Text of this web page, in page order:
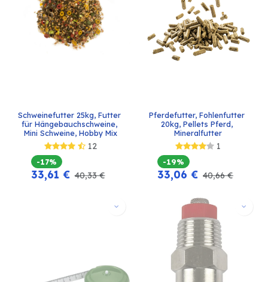
Schweinefutter 25kg, Futter
für Hängebauchschweine,
Mini Schweine, Hobby Mix
12
-17%
33,61 € 40,33€
Pferdefutter, Fohlenfutter
20kg, Pellets Pferd,
Mineralfutter
1
-19%
33,06 € 40,66€